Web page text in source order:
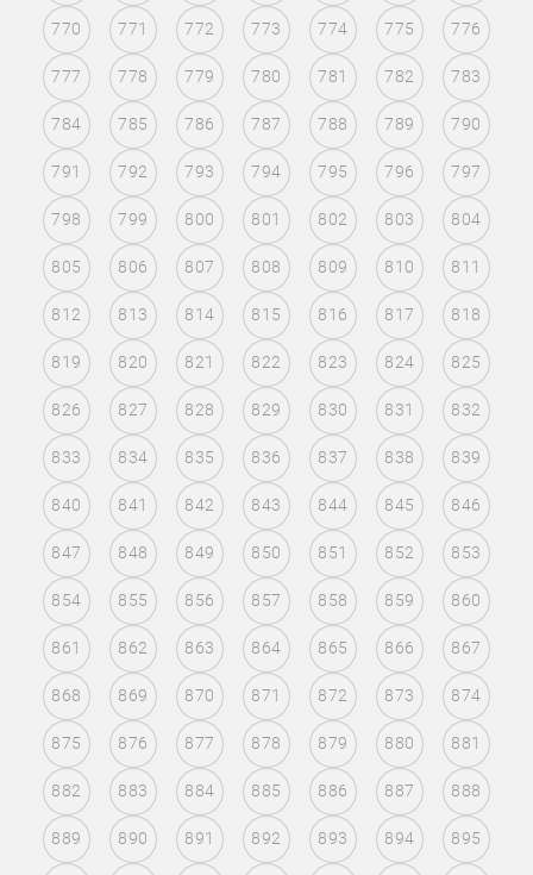
770 771 772 773 774 775 776
777 778 779 780 781 782 783
784 785 786 787 788 789 790
791 792 793 794 795 796 797
798 799 800 801 802 803 804
805 806 807 808 809 810 811
812 813 814 815 816 817 818
819 820 821 822 823 824 825
826 827 828 829 830 831 832
833 834 835 836 837 838 839
840 841 842 843 844 845 846
847 848 849 850 851 852 853
854 855 856 857 858 859 860
861 862 863 864 865 866 867
868 869 870 871 872 873 874
875 876 877 878 879 880 881
882 883 884 885 886 887 888
889 890 891 892 893 894 895